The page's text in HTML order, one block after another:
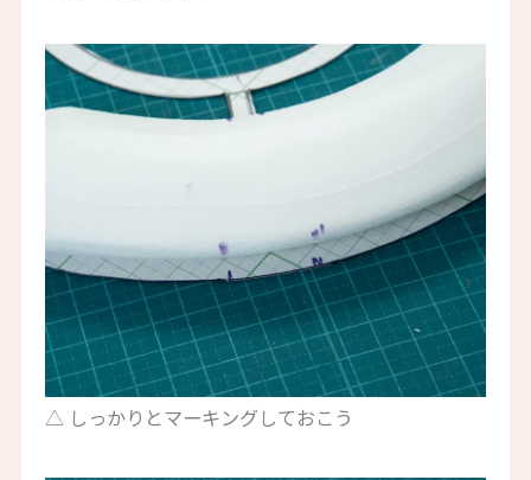
△ しっかりとマーキングしておこう